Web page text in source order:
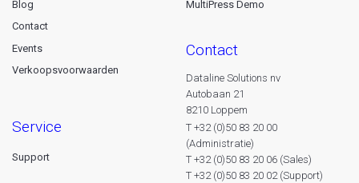
Blog
Contact
Events
Verkoopsvoorwaarden
service
Support
MultiPress Demo
contact
Dataline Solutions nv
Autobaan 21
8210 Loppem
T +32 (0)50 83 20 00
(Administratie)
T +32 (0)50 83 20 06 (Sales)
T +32 (0)50 83 20 02 (Support)